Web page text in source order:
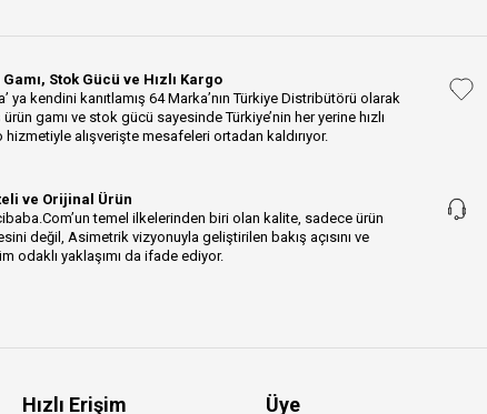
Stok Gücü ve Hızlı Kargo
ya kendini kanıtlamış 64 Marka’nın Türkiye Distribütörü olarak
gamı ve stok gücü sayesinde Türkiye’nin her yerine hızlı
hizmetiyle alışverişte mesafeleri ortadan kaldırıyor.
ve Orijinal Ürün
temel ilkelerinden biri olan kalite, sadece ürün
değil, Asimetrik vizyonuyla geliştirilen bakış açısını ve
odaklı yaklaşımı da ifade ediyor.
Hızlı Erişim Üye